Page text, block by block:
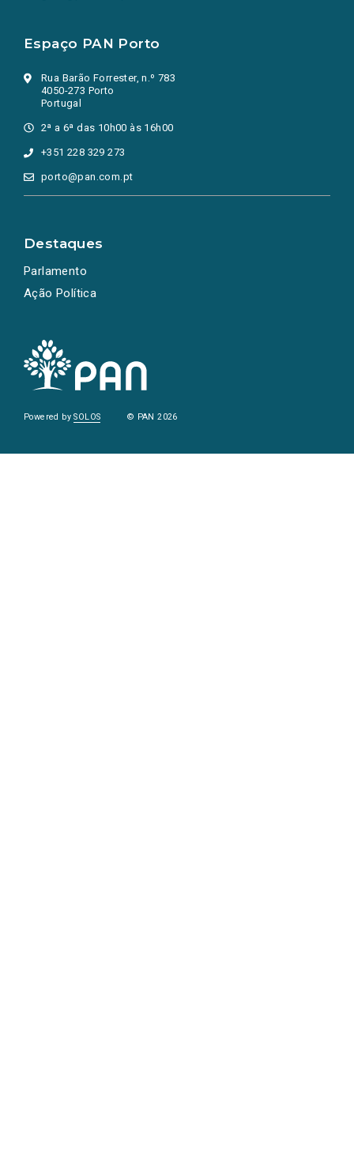
Espaço PAN Porto
Rua Barão Forrester, n.º 783
4050-273 Porto
Portugal
2ª a 6ª das 10h00 às 16h00
+351 228 329 273
porto@pan.com.pt
Destaques
Parlamento
Ação Política
Powered bySOLOS © PAN 2026